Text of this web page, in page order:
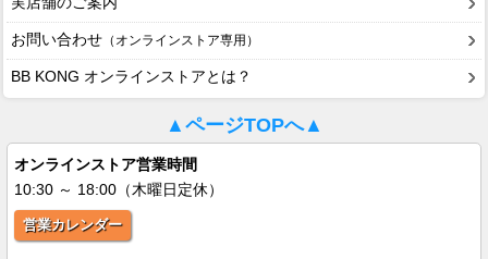
お問い合わせ （オンラインストア専用）
BB KONG オンラインストアとは？
▲ページTOPへ▲
オンラインストア営業時間
10:30 ～ 18:00（木曜日定休）
営業カレンダー